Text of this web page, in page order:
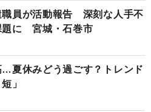
職員が活動報告 深刻な人手不
題に 宮城・石巻市
…夏休みどう過ごす？トレンド
」